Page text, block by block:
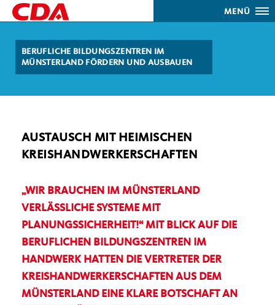
MENÜ
BERUFLICHE BILDUNGSZENTREN IM
MÜNSTERLAND FÖRDERN UND AUSBAUEN
AUSTAUSCH MIT HEIMISCHEN
KREISHANDWERKERSCHAFTEN
WIR BRAUCHEN IM MÜNSTERLAND
VERLÄSSLICHE SYSTEME MIT
PLANUNGSSICHERHEIT!“ MIT BLICK AUF DIE
BERUFLICHEN BILDUNGSZENTREN IM
HANDWERK HATTEN DIE VERTRETER DER
KREISHANDWERKERSCHAFTEN AUS DEM
MÜNSTERLAND EINE KLARE BOTSCHAFT AN